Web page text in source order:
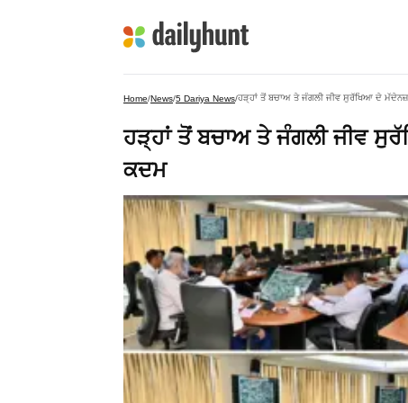
Home/News/5 Dariya News/ਹੜ੍ਹਾਂ ਤੋਂ ਬਚਾਅ ਤੇ ਜੰਗਲੀ ਜੀਵ ਸੁਰੱਖਿਆ ਦੇ
ਹੜ੍ਹਾਂ ਤੋਂ ਬਚਾਅ ਤੇ ਜੰਗਲੀ ਜੀਵ
ਕਦਮ